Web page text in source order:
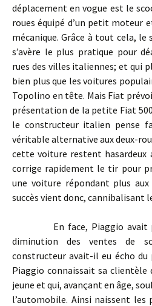
déplacement en vogue est le
roues équipé d’un petit moteur
mécanique. Grâce à tout cela,
s’avère le plus pratique pour
rues des villes italiennes; et qui
bien plus que les voitures
Topolino en tête. Mais Fiat
présentation de la petite Fiat
le constructeur italien pense
véritable alternative aux deux-
cette voiture restent hasardeux
corrige rapidement le tir pour
une voiture répondant plus
succès vient donc, cannibalisant
En face, Piaggio avait
diminution des ventes de
constructeur avait-il eu écho du
Piaggio connaissait sa
jeune et qui, avançant en âge,
l’automobile. Ainsi naissent les